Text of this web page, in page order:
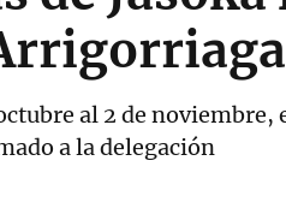
al 2 de noviembre,
a la delegación